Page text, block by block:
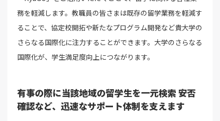
務を軽減します。教職員の皆さまは既存の留学業務を軽減す
ることで、協定校開拓や新たなプログラム開発など貴大学の
さらなる国際化に注力することができます。大学のさらなる
国際化が、学生満足度向上につながります。
有事の際に当該地域の留学生を一元検索 安否
確認など、迅速なサポート体制を支えます